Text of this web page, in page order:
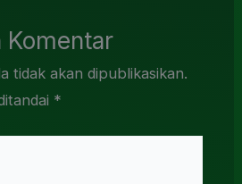
Komentar
tidak akan dipublikasikan.
*